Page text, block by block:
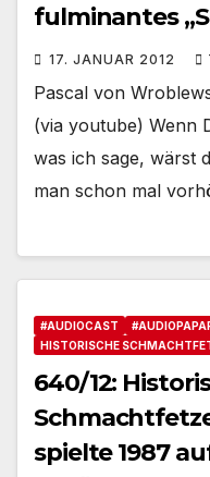
fulminantes
17. JANUAR 2012
Pascal von
(via youtube) Wenn
was ich sage, wärst
man schon mal
#AUDIOCAST
HISTORISCHE
640/12:
spielte 1987